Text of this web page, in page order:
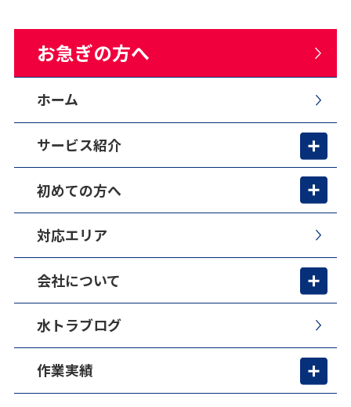
お急ぎの方へ
ホーム
サービス紹介
初めての方へ
対応エリア
会社について
水トラブログ
作業実績